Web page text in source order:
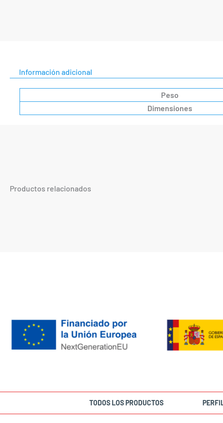
Información adicional
Peso
Dimensiones
Productos relacionados
TODOS LOS PRODUCTOS